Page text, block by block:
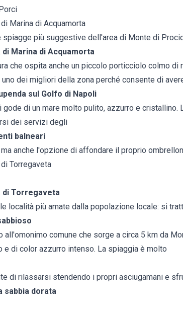
Marina di Acquamorta
spiagge più suggestive dell'area di Monte di
di Marina di Acquamorta
che ospita anche un piccolo porticciolo colmo
uno dei migliori della zona perché consente di
sul Golfo di Napoli
gode di un mare molto pulito, azzurro e
dei servizi degli
balneari
anche l'opzione di affondare il proprio
Torregaveta
di Torregaveta
località più amate dalla popolazione locale: si
all'omonimo comune che sorge a circa 5 km da
e di color azzurro intenso. La spiaggia è molto
di rilassarsi stendendo i propri asciugamani e
sabbia dorata